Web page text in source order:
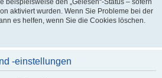
beispielsweise den „Gelesen“-Status – sofern
aktiviert wurden. Wenn Sie Probleme bei der
es helfen, wenn Sie die Cookies löschen.
-einstellungen